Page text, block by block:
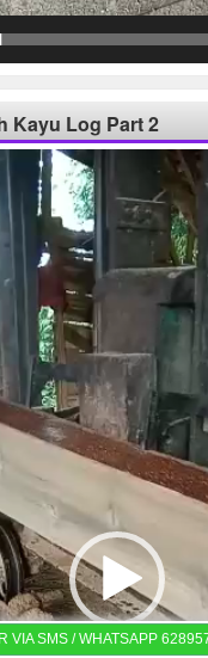
Kayu Log Part 2
VIA SMS / WHATSAPP